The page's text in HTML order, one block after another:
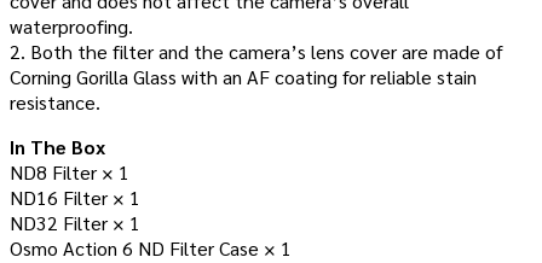
waterproofing.
2. Both the filter and the camera’s lens cover are made of
Corning Gorilla Glass with an AF coating for reliable stain
resistance.
In The Box
ND8 Filter × 1
ND16 Filter × 1
ND32 Filter × 1
Osmo Action 6 ND Filter Case × 1